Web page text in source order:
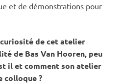
et de démonstrations pour
de cet atelier
de Bas Van Hooren, peu
il et comment son atelier
colloque ?